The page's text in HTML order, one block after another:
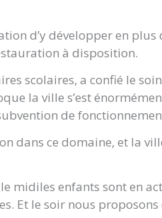
d’y développer en plus
à disposition.
scolaires, a confié le
la ville s’est
de
dans ce domaine, et la
midiles enfants sont en
Et le soir nous proposons